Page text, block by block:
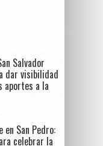
Salvador
dar visibilidad
aportes a la
en San Pedro:
celebrar la